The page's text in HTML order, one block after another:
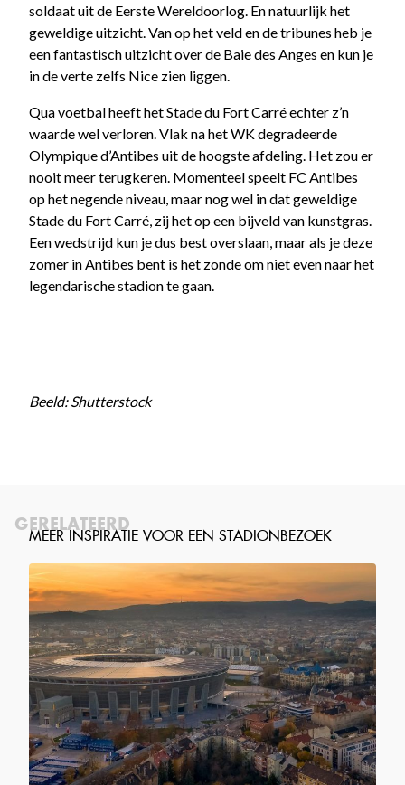
soldaat uit de Eerste Wereldoorlog. En natuurlijk het
geweldige uitzicht. Van op het veld en de tribunes heb je
een fantastisch uitzicht over de Baie des Anges en kun je
in de verte zelfs Nice zien liggen.
Qua voetbal heeft het Stade du Fort Carré echter z’n
waarde wel verloren. Vlak na het WK degradeerde
Olympique d’Antibes uit de hoogste afdeling. Het zou er
nooit meer terugkeren. Momenteel speelt FC Antibes
op het negende niveau, maar nog wel in dat geweldige
Stade du Fort Carré, zij het op een bijveld van kunstgras.
Een wedstrijd kun je dus best overslaan, maar als je deze
zomer in Antibes bent is het zonde om niet even naar het
legendarische stadion te gaan.
Beeld: Shutterstock
GERELATEERD